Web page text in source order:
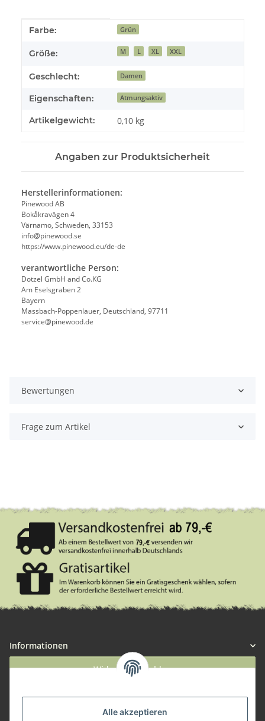
Alle akzeptieren
Produkteigenschaft
Wert
Farbe: Grün
Größe: M L XL XXL
Geschlecht: Damen
Eigenschaften: Atmungsaktiv
Artikelgewicht: 0,10 kg
Angaben zur Produktsicherheit
Herstellerinformationen:
Pinewood AB
Bokåkravägen 4
Värnamo, Schweden, 33153
info@pinewood.se
https://www.pinewood.eu/de-de
verantwortliche Person:
Dotzel GmbH and Co.KG
Am Eselsgraben 2
Bayern
Massbach-Poppenlauer, Deutschland, 97711
service@pinewood.de
Bewertungen
Frage zum Artikel
Informationen
Widerruf anmelden